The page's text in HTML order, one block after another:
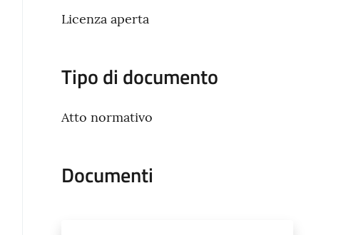
Licenza aperta
Tipo di documento
Atto normativo
Documenti